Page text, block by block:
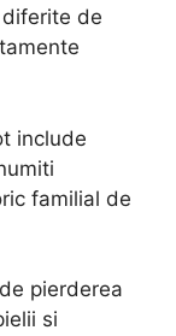
de
include
familial de
pierderea
si